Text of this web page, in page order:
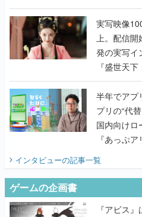
『
んだレジェ
実写映像
上。配信開
発の実写イ
『盛世天
うこだわり
半年でアプリ
プリの“代
国内向けロ
『あっぷ
てみた
インタビューの記事一覧
ゲームの企画書
『アビス